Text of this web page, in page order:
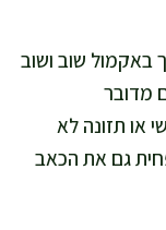
באקמול שוב ושוב
מדובר
או תזונה לא
גם את הכאב